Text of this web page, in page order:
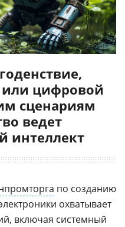
цифровой
сценариям
ведет
интеллект
по созданию
охватывает
включая системный